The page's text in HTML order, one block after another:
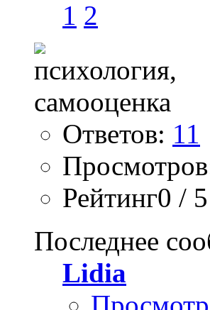
1 2
Ответов: 11
Рейтинг0 / 5
Последнее
Lidia